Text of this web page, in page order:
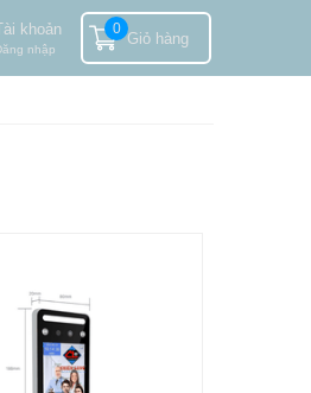
khoản
nhập
Giỏ hàng
0